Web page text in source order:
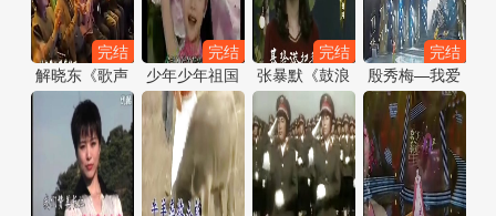
解晓东《歌声
与微笑》（歌
声飘过30年）
完结
少年少年祖国
的春天
完结
张暴默《鼓浪
屿之波》（歌
声飘过30年）
完结
殷秀梅—我爱
你塞北的雪
完结